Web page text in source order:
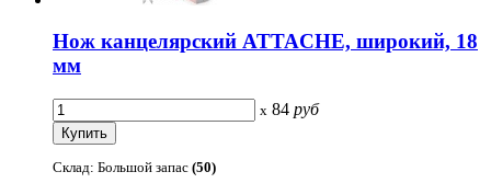
Нож канцелярский ATTACHE, широкий, 18
мм
x 84 руб
Склад: Большой запас (50)